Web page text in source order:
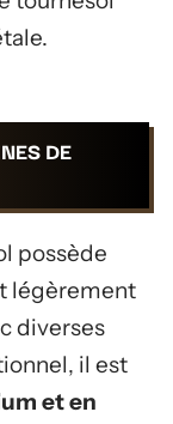
DE
possède
légèrement
diverses
il est
et en